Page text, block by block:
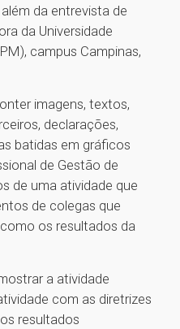
da entrevista de
da Universidade
campus Campinas,
imagens, textos,
declarações,
batidas em gráficos
de Gestão de
de uma atividade que
de colegas que
os resultados da
a atividade
com as diretrizes
resultados